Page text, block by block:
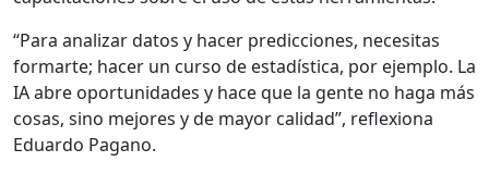
“Para analizar datos y hacer predicciones, necesitas
formarte; hacer un curso de estadística, por ejemplo. La
IA abre oportunidades y hace que la gente no haga más
cosas, sino mejores y de mayor calidad”, reflexiona
Eduardo Pagano.